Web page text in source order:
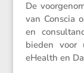
De
van Conscia
en
bieden voor
eHealth en